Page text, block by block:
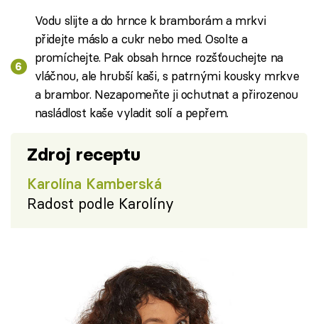
Vodu slijte a do hrnce k bramborám a mrkvi
přidejte máslo a cukr nebo med. Osolte a
promíchejte. Pak obsah hrnce rozšťouchejte na
vláčnou, ale hrubší kaši, s patrnými kousky mrkve
a brambor. Nezapomeňte ji ochutnat a přirozenou
nasládlost kaše vyladit solí a pepřem.
Zdroj receptu
Karolína Kamberská
Radost podle Karolíny